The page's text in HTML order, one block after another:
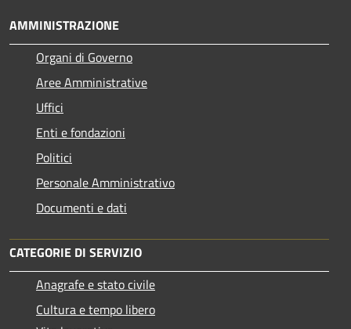
AMMINISTRAZIONE
Organi di Governo
Aree Amministrative
Uffici
Enti e fondazioni
Politici
Personale Amministrativo
Documenti e dati
CATEGORIE DI SERVIZIO
Anagrafe e stato civile
Cultura e tempo libero